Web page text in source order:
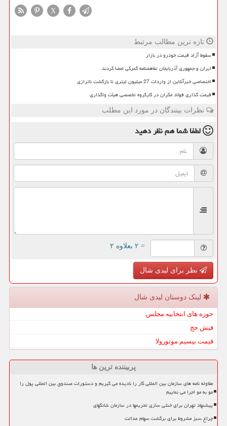
X
تازه ترین مطالب مرتبط
سقوط آزاد قیمت خودرو در بازار
ایران و جمهوری آذربایجان تفاهمنامه گمرکی امضا کردند
اختصاصی خبرآنلاین از واردات 27 میلیون لیتری تا بازگشت ناترازی
قیمت گذاری فولاد مکران در کارگروه تخصصی هیأت واگذاری
نظرات بینندگان در مورد این مطلب
لطفا شما همنظر دهید
= ۲ بعلاوه ۲
نظر برای لیدی شال
لینک دوستان لیدی شال
حوزه های انتخابیه مجلس
فیش حج
قیمت بیسیم موتورولا
پربیننده ترین ها
مقاوله نامه های سازمان بین المللی کار را نادیده می گیریم و دستورات صندوق بین المللی پول را
مو به مو اجرا می نماییم
پیشنهاد تهران برای خنثی سازی تحریمها در سازمان شانگهای
چراغ سبز مشروط برای برگشت سهام عدالت